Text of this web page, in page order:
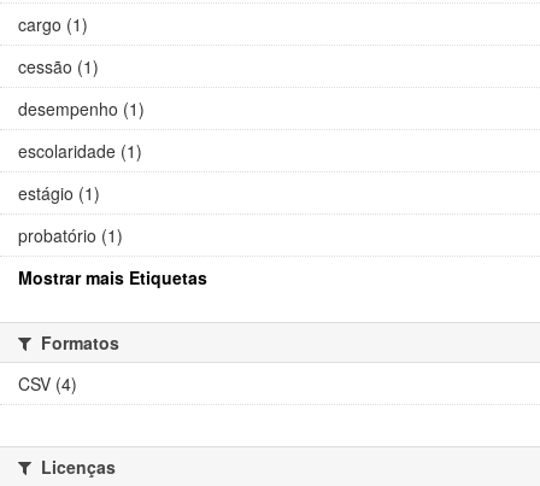
cargo (1)
cessão (1)
desempenho (1)
escolaridade (1)
estágio (1)
probatório (1)
Mostrar mais Etiquetas
Formatos
CSV (4)
Licenças